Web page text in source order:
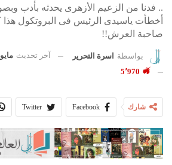
.. فدنا من الزعيم الأزهرى يحدثه بأدب
أخطأت ياسيدى الرئيس فى البروتكول
صاحبة العرش!!
بواسطة اسرة التحرير آخر تحديث مايو 12, 2021
شارك Facebook
Twitter